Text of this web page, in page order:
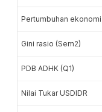
Pertumbuhan ekonomi
Gini rasio (Sem2)
PDB ADHK (Q1)
Nilai Tukar USDIDR